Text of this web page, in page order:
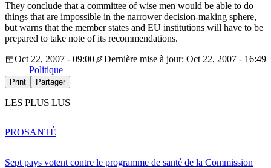
They conclude that a committee of wise men would be able to do
things that are impossible in the narrower decision-making sphere,
but warns that the member states and EU institutions will have to be
prepared to take note of its recommendations.
Oct 22, 2007 - 09:00
Dernière mise à jour: Oct 22, 2007 - 16:49
Politique
Print Partager
LES PLUS LUS
Sept pays votent contre le programme de santé de la Commission
PROSANTÉ